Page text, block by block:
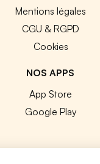
Mentions légales
CGU & RGPD
Cookies
NOS APPS
App Store
Google Play